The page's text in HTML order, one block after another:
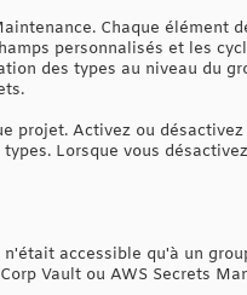
Chaque élément
personnalisés et les
des types au niveau du
projet. Activez ou
Lorsque vous
accessible qu'à un
Vault ou AWS Secrets